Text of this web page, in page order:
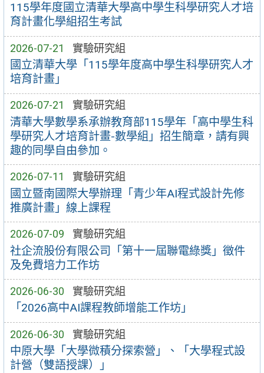
115學年度國立清華大學高中學生科學研究人才培
育計畫化學組招生考試
2026-07-21 實驗研究組
國立清華大學「115學年度高中學生科學研究人才
培育計畫」
2026-07-21 實驗研究組
清華大學數學系承辦教育部115學年「高中學生科
學研究人才培育計畫-數學組」招生簡章，請有興
趣的同學自由參加。
2026-07-11 實驗研究組
國立暨南國際大學辦理「青少年AI程式設計先修
推廣計畫」線上課程
2026-07-09 實驗研究組
社企流股份有限公司「第十一屆聯電綠獎」徵件
及免費培力工作坊
2026-06-30 實驗研究組
「2026高中AI課程教師增能工作坊」
2026-06-30 實驗研究組
中原大學「大學微積分探索營」、「大學程式設
計營（雙語授課）」